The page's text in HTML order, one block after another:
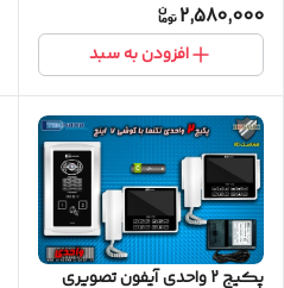
2,580,000
افزودن به سبد
پکیج 2 واحدی آیفون تصویری